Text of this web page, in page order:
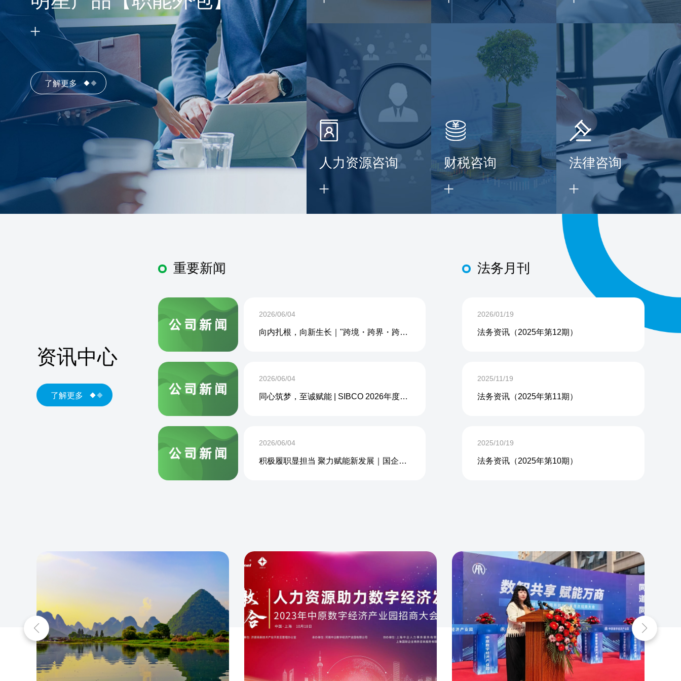
了解更多
人力资源咨询 财税咨询 法律咨询
资讯中心
了解更多
重要新闻
2026/06/04
向内扎根，向新生长｜"跨境・跨界・跨周期企业内生力沙龙"成功举办
2026/06/04
同心筑梦，至诚赋能 | SIBCO 2026年度团建活动圆满收官
2026/06/04
积极履职显担当 聚力赋能新发展｜国企商务&中企人力出席上海现代服务业联合会第五届会员大会第三次会议暨2026服务业高质量发展大会
法务月刊
2026/01/19
法务资讯（2025年第12期）
2025/11/19
法务资讯（2025年第11期）
2025/10/19
法务资讯（2025年第10期）